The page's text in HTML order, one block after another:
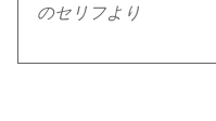
のセリフより